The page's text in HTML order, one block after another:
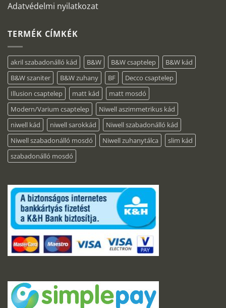
Adatvédelmi nyilatkozat
TERMÉK CÍMKÉK
akril szabadonálló kád B&W B&W csaptelep
B&W kád
B&W szaniter
B&W zuhany BF
Decco csaptelep
Illusion csaptelep
matt kád
matt mosdó
Modern/Varium csaptelep
Niwell aszimmetrikus kád
niwell kád
niwell sarokkád
Niwell szabadonálló kád
Niwell szabadonálló mosdó
Niwell zuhanytálca
slim kád
szabadonálló mosdó